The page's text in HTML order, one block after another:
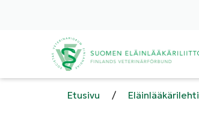
Etusivu / Eläinlääkärilehti